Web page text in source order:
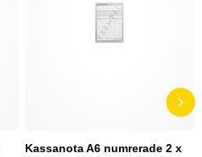
Kassanota A6 numrerade 2 x